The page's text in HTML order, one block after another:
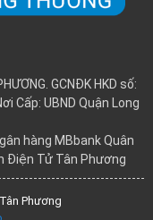
GCNĐK HKD số:
Cấp: UBND Quận Long
hàng MBbank Quân
Điện Tử Tân Phương
Phương